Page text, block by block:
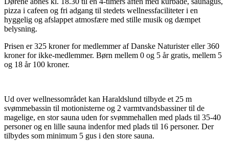
pizza i cafeen og fri adgang til stedets wellnessfaciliteter i en
hyggelig og afslappet atmosfære med stille musik og dæmpet
belysning.
Prisen er 325 kroner for medlemmer af Danske Naturister eller 360
kroner for ikke-medlemmer. Børn mellem 0 og 5 år gratis, mellem 5
og 18 år 100 kroner.
Ud over wellnessområdet kan Haraldslund tilbyde et 25 m
svømmebassin til motionisterne og 2 varmtvandsbassiner til de
magelige, en stor sauna uden for svømmehallen med plads til 35-40
personer og en lille sauna indenfor med plads til 16 personer. Der
tilbydes som minimum 5 gus i den store sauna.